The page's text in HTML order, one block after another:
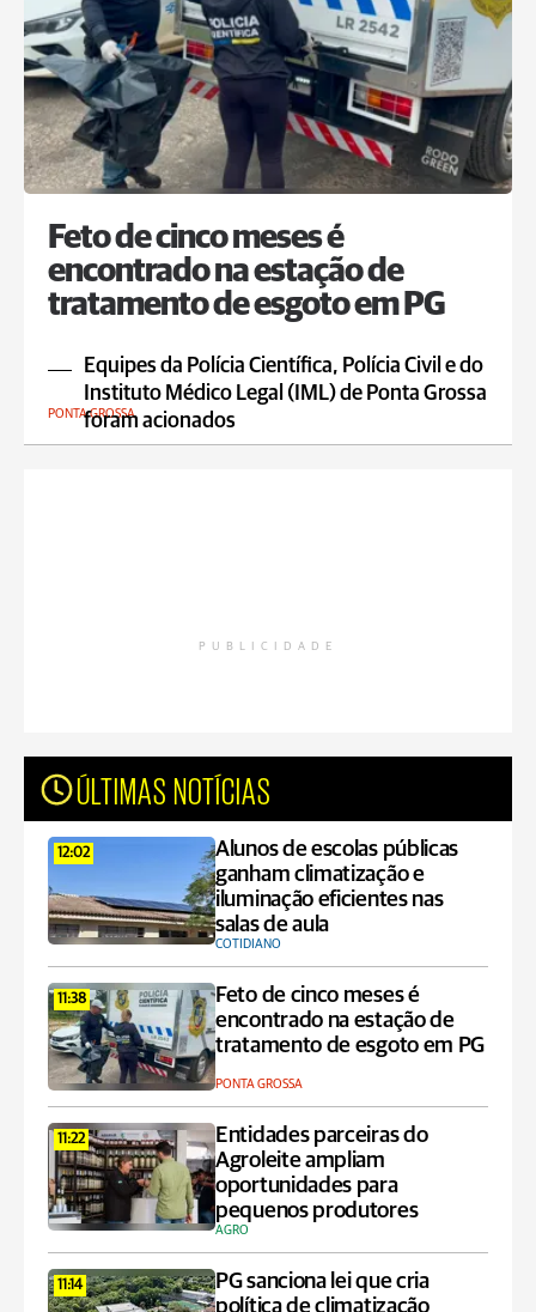
Feto de cinco meses é
encontrado na estação de
tratamento de esgoto em PG
Equipes da Polícia Científica, Polícia Civil e do
Instituto Médico Legal (IML) de Ponta Grossa
foram acionados
PONTA GROSSA
PUBLICIDADE
ÚLTIMAS NOTÍCIAS
12:02
Alunos de escolas públicas
ganham climatização e
iluminação eficientes nas
salas de aula
COTIDIANO
11:38
Feto de cinco meses é
encontrado na estação de
tratamento de esgoto em PG
PONTA GROSSA
11:22
Entidades parceiras do
Agroleite ampliam
oportunidades para
pequenos produtores
AGRO
11:14
PG sanciona lei que cria
política de climatização